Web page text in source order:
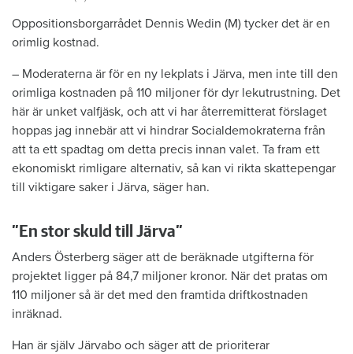
Oppositionsborgarrådet Dennis Wedin (M) tycker det är en
orimlig kostnad.
– Moderaterna är för en ny lekplats i Järva, men inte till den
orimliga kostnaden på 110 miljoner för dyr lekutrustning. Det
här är unket valfjäsk, och att vi har återremitterat förslaget
hoppas jag innebär att vi hindrar Socialdemokraterna från
att ta ett spadtag om detta precis innan valet. Ta fram ett
ekonomiskt rimligare alternativ, så kan vi rikta skattepengar
till viktigare saker i Järva, säger han.
”En stor skuld till Järva”
Anders Österberg säger att de beräknade utgifterna för
projektet ligger på 84,7 miljoner kronor. När det pratas om
110 miljoner så är det med den framtida driftkostnaden
inräknad.
Han är själv Järvabo och säger att de prioriterar